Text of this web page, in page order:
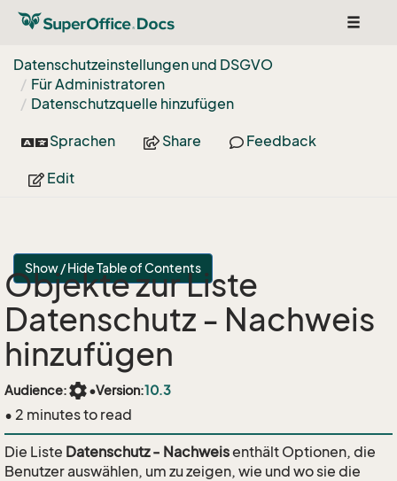
Toggle
Datenschutzeinstellungen und DSGVO
Für Administratoren
Datenschutzquelle hinzufügen
Sprachen Share Feedback
Edit
Show / Hide Table of Contents
Objekte zur Liste
Datenschutz - Nachweis
hinzufügen
Audience:settings•Version:10.3
• 2 minutes to read
Die Liste Datenschutz - Nachweisenthält Optionen, die
Benutzer auswählen, um zu zeigen, wie und wo sie die